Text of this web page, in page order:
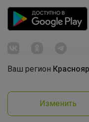
Ваш регион
Изменить
Эмилия!
Продолжая